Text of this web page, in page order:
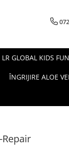
LR GLOBAL KIDS
ÎNGRIJIRE ALOE